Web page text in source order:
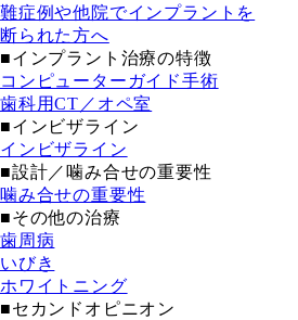
難症例や他院でインプラントを
断られた方へ
■インプラント治療の特徴
コンピューターガイド手術
歯科用CT／オペ室
■インビザライン
インビザライン
■設計／噛み合せの重要性
噛み合せの重要性
■その他の治療
歯周病
いびき
ホワイトニング
■セカンドオピニオン